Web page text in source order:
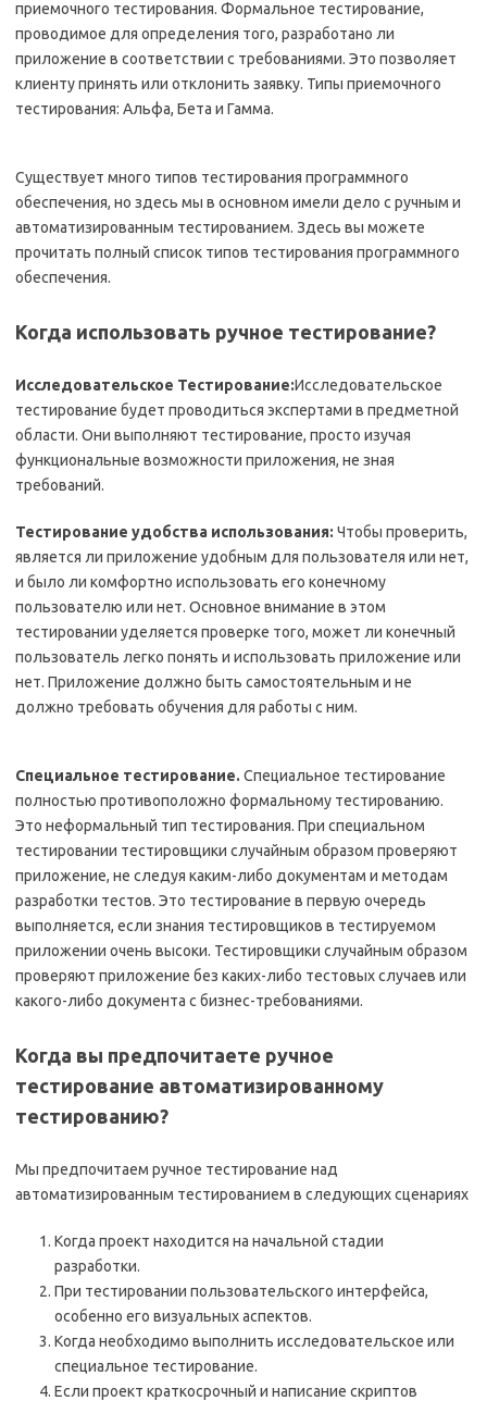
приемочного тестирования. Формальное тестирование,
проводимое для определения того, разработано ли
приложение в соответствии с требованиями. Это позволяет
клиенту принять или отклонить заявку. Типы приемочного
тестирования: Альфа, Бета и Гамма.
Существует много типов тестирования программного
обеспечения, но здесь мы в основном имели дело с ручным и
автоматизированным тестированием. Здесь вы можете
прочитать полный список типов тестирования программного
обеспечения.
Когда использовать ручное тестирование?
Исследовательское Тестирование:Исследовательское
тестирование будет проводиться экспертами в предметной
области. Они выполняют тестирование, просто изучая
функциональные возможности приложения, не зная
требований.
Тестирование удобства использования: Чтобы проверить,
является ли приложение удобным для пользователя или нет,
и было ли комфортно использовать его конечному
пользователю или нет. Основное внимание в этом
тестировании уделяется проверке того, может ли конечный
пользователь легко понять и использовать приложение или
нет. Приложение должно быть самостоятельным и не
должно требовать обучения для работы с ним.
Специальное тестирование. Специальное тестирование
полностью противоположно формальному тестированию.
Это неформальный тип тестирования. При специальном
тестировании тестировщики случайным образом проверяют
приложение, не следуя каким-либо документам и методам
разработки тестов. Это тестирование в первую очередь
выполняется, если знания тестировщиков в тестируемом
приложении очень высоки. Тестировщики случайным образом
проверяют приложение без каких-либо тестовых случаев или
какого-либо документа с бизнес-требованиями.
Когда вы предпочитаете ручное
тестирование автоматизированному
тестированию?
Мы предпочитаем ручное тестирование над
автоматизированным тестированием в следующих сценариях
Когда проект находится на начальной стадии
разработки.
При тестировании пользовательского интерфейса,
особенно его визуальных аспектов.
Когда необходимо выполнить исследовательское или
специальное тестирование.
Если проект краткосрочный и написание скриптов